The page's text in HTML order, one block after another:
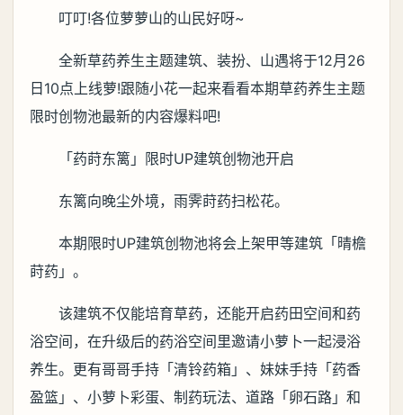
叮叮!各位萝萝山的山民好呀~
全新草药养生主题建筑、装扮、山遇将于12月26
日10点上线萝!跟随小花一起来看看本期草药养生主题
限时创物池最新的内容爆料吧!
「药莳东篱」限时UP建筑创物池开启
东篱向晚尘外境，雨霁莳药扫松花。
本期限时UP建筑创物池将会上架甲等建筑「晴檐
莳药」。
该建筑不仅能培育草药，还能开启药田空间和药
浴空间，在升级后的药浴空间里邀请小萝卜一起浸浴
养生。更有哥哥手持「清铃药箱」、妹妹手持「药香
盈篮」、小萝卜彩蛋、制药玩法、道路「卵石路」和